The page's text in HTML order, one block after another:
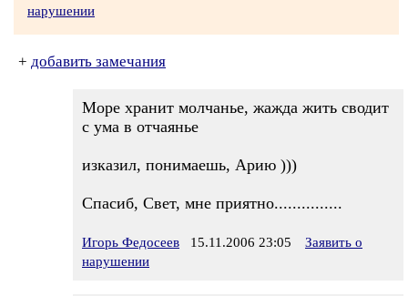
нарушении
+ добавить замечания
Море хранит молчанье, жажда жить сводит
с ума в отчаянье
изказил, понимаешь, Арию )))
Спасиб, Свет, мне приятно...............
Игорь Федосеев 15.11.2006 23:05
Заявить о
нарушении